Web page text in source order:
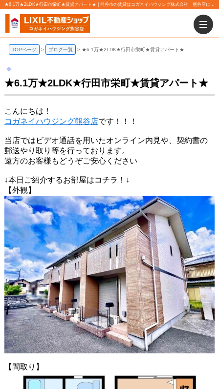
★6.1万★2LDK★行田市栄町★賃貸アパート★ | 熊谷市の賃貸はコガネイハウジング株式会社 熊谷店にお任せ下さい！
TOPページ ブログ一覧 ★6.1万★2LDK★行田市栄町★賃貸アパート★
★6.1万★2LDK★行田市栄町★賃貸アパート★
こんにちは！
コガネイハウジング熊谷店です！！！
当店ではビデオ通話を用いたオンライン内見や、契約書の
郵送やり取り等を行っております。
遠方のお客様もどうぞご安心ください
↓本日ご紹介するお部屋はコチラ！↓
【外観】
【間取り】